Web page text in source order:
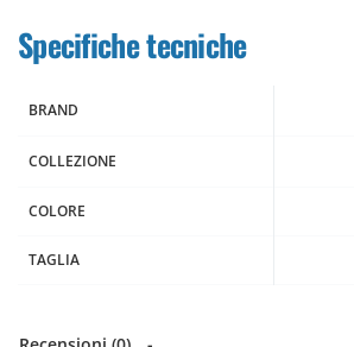
Made in Italy
Perfetto per chi cerca qualità artigianale
Specifiche tecniche
BRAND
COLLEZIONE
COLORE
TAGLIA